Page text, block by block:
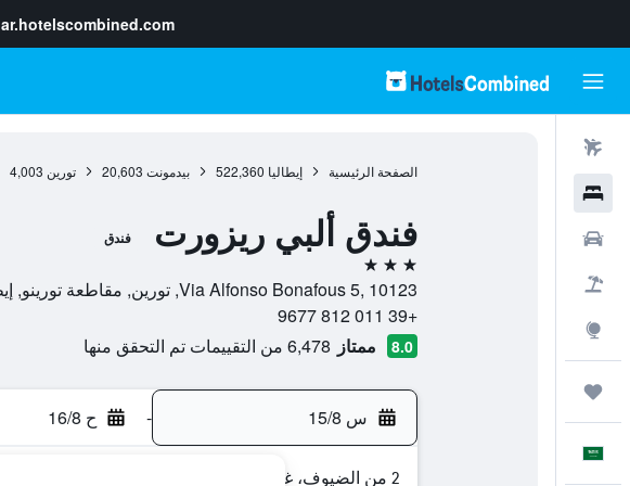
ar.hotelscombined.com
الصفحة الرئيسية إيطاليا 522,360 بيدمونت 20,603 تورين 4,003
فندق ألبي ريزورت فندق
3 نجوم
Via Alfonso Bonafous 5, 10123, تورين, مقاطعة تورينو, إيطاليا
+39 011 812 9677
8.0 ممتاز 6,478 من التقييمات تم التحقق منها
س 15/8 - ح 16/8
2 من الضيوف، غرفة واحدة